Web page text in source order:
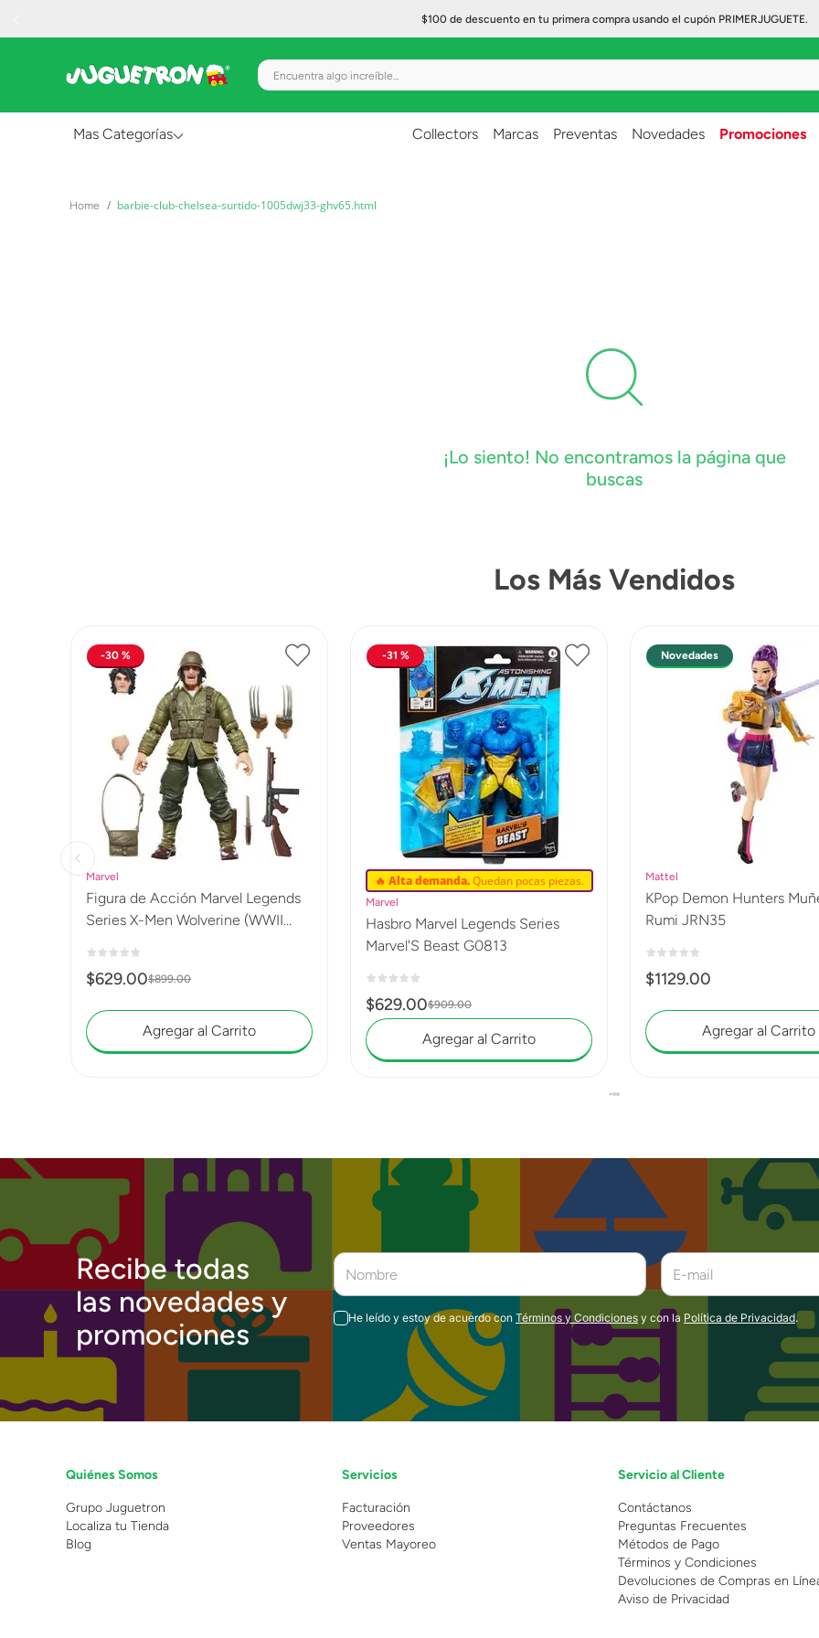
$100 de descuento en tu primera compra usando el cupón PRIMERJUGUETE.
Encuentra algo increíble...
Mas Categorías
Juguetes para Bebés
Collectors Marcas Preventas Novedades Promociones
barbie-club-chelsea-surtido-1005dwj33-ghv65.html
¡Lo siento! No encontramos la página que
buscas
Los Más Vendidos
30 %
Marvel
Figura de Acción Marvel Legends
Series X-Men Wolverine (WWII
$629.00$899.00
Agregar al Carrito
31 %
🔥 Alta demanda.Quedan pocas piezas.
Marvel
Hasbro Marvel Legends Series
Marvel'S Beast G0813
$629.00$909.00
Agregar al Carrito
Novedades
Mattel
KPop Demon Hunters Muñeca
Rumi JRN35
$1129.00
Agregar al Carrito
Recibe todas
las novedades y
promociones
He leído y estoy de acuerdo con Términos y Condiciones y con la Política de Privacidad.
Quiénes Somos
Grupo Juguetron
Localiza tu Tienda
Blog
Servicios
Facturación
Proveedores
Ventas Mayoreo
Servicio al Cliente
Contáctanos
Preguntas Frecuentes
Métodos de Pago
Términos y Condiciones
Devoluciones de Compras en
Aviso de Privacidad